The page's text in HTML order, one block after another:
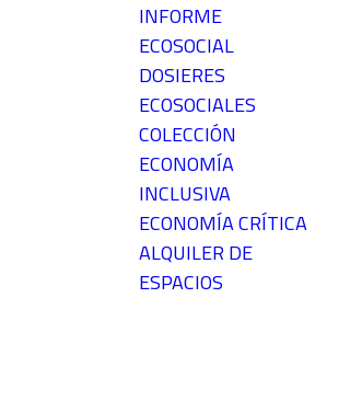
INFORME
ECOSOCIAL
DOSIERES
ECOSOCIALES
COLECCIÓN
ECONOMÍA
INCLUSIVA
ECONOMÍA CRÍTICA
ALQUILER DE
ESPACIOS